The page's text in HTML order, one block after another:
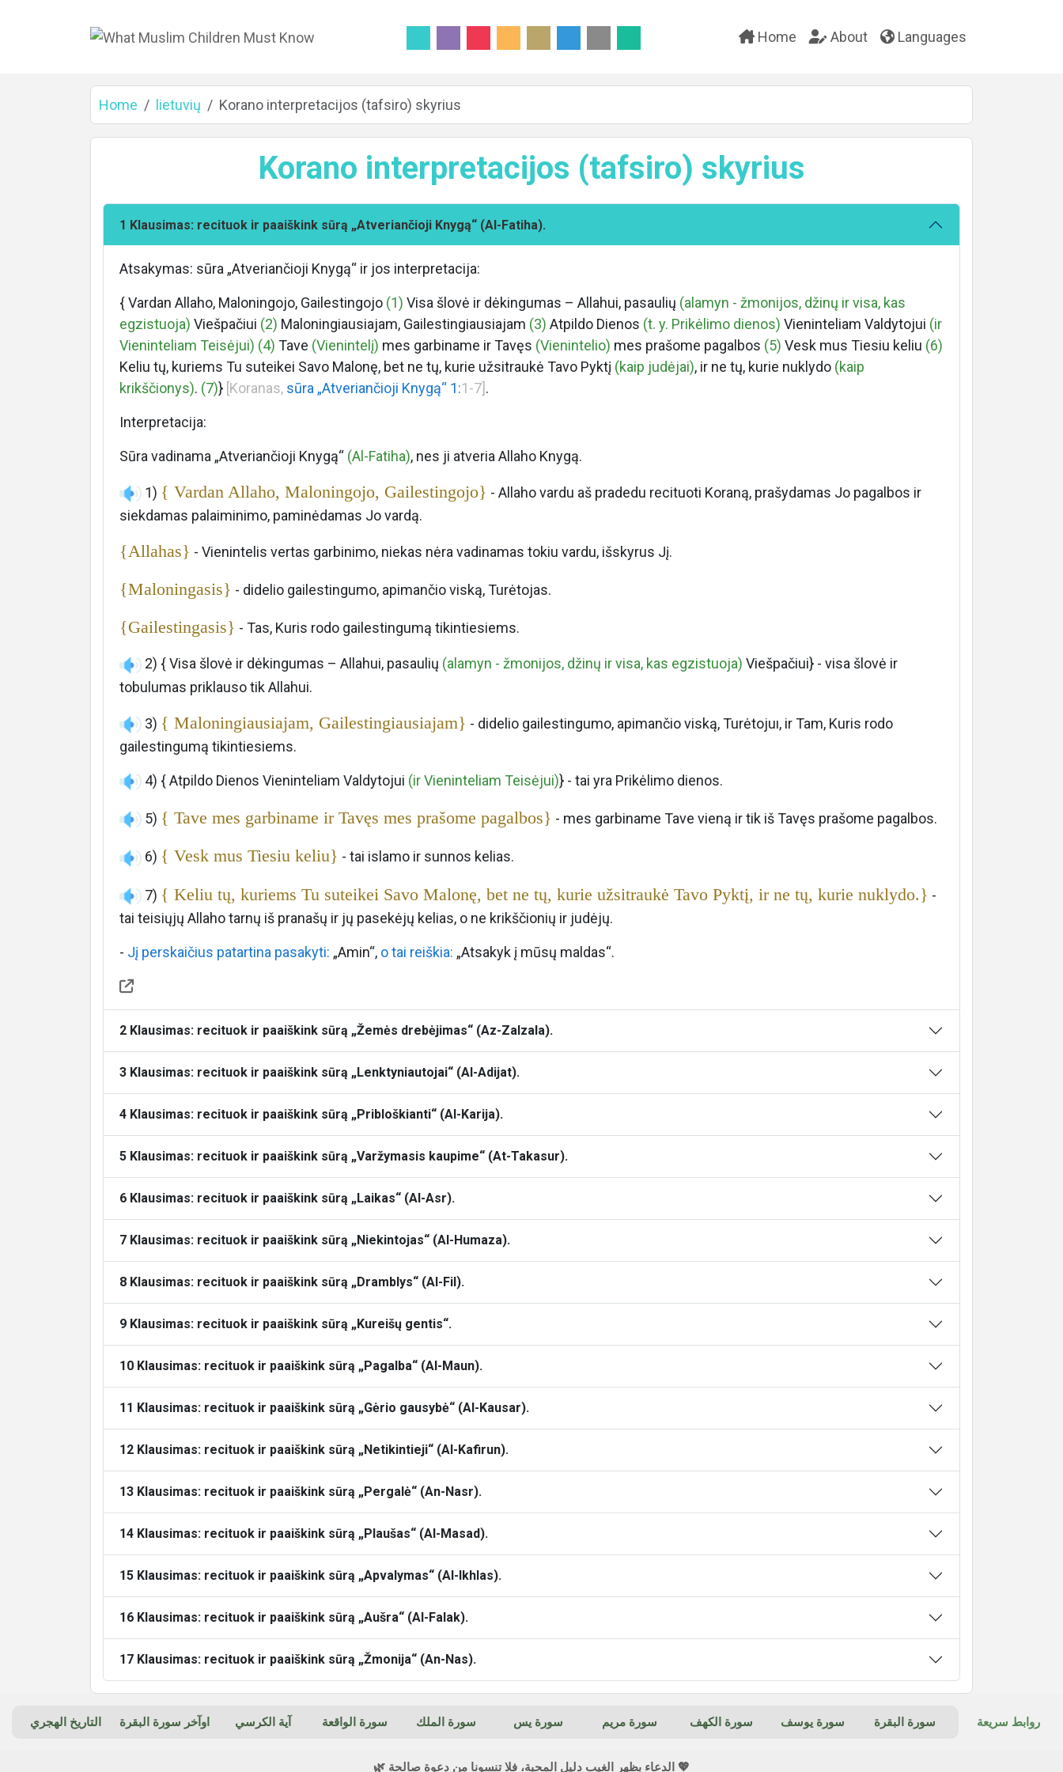
Home About Languages
Home lietuvių Korano interpretacijos (tafsiro) skyrius
Korano interpretacijos (tafsiro) skyrius
1 Klausimas: recituok ir paaiškink sūrą „Atveriančioji Knygą“ (Al-Fatiha).
Atsakymas: sūra „Atveriančioji Knygą“ ir jos interpretacija:
{ Vardan Allaho, Maloningojo, Gailestingojo (1) Visa šlovė ir dėkingumas – Allahui, pasaulių (alamyn - žmonijos, džinų ir visa, kas
egzistuoja) Viešpačiui (2) Maloningiausiajam, Gailestingiausiajam (3) Atpildo Dienos (t. y. Prikėlimo dienos) Vieninteliam Valdytojui (ir
Vieninteliam Teisėjui) (4) Tave (Vienintelį) mes garbiname ir Tavęs (Vienintelio) mes prašome pagalbos (5) Vesk mus Tiesiu keliu (6)
Keliu tų, kuriems Tu suteikei Savo Malonę, bet ne tų, kurie užsitraukė Tavo Pyktį (kaip judėjai), ir ne tų, kurie nuklydo (kaip
krikščionys). (7)} [Koranas, sūra „Atveriančioji Knygą“ 1:1-7] .
Interpretacija:
Sūra vadinama „Atveriančioji Knygą“ (Al-Fatiha), nes ji atveria Allaho Knygą.
1) { Vardan Allaho, Maloningojo, Gailestingojo} - Allaho vardu aš pradedu recituoti Koraną, prašydamas Jo pagalbos ir
siekdamas palaiminimo, paminėdamas Jo vardą.
{Allahas} - Vienintelis vertas garbinimo, niekas nėra vadinamas tokiu vardu, išskyrus Jį.
{Maloningasis} - didelio gailestingumo, apimančio viską, Turėtojas.
{Gailestingasis} - Tas, Kuris rodo gailestingumą tikintiesiems.
2) { Visa šlovė ir dėkingumas – Allahui, pasaulių (alamyn - žmonijos, džinų ir visa, kas egzistuoja) Viešpačiui} - visa šlovė ir
tobulumas priklauso tik Allahui.
3) { Maloningiausiajam, Gailestingiausiajam} - didelio gailestingumo, apimančio viską, Turėtojuı, ir Tam, Kuris rodo
gailestingumą tikintiesiems.
4) { Atpildo Dienos Vieninteliam Valdytojui (ir Vieninteliam Teisėjui)} - tai yra Prikėlimo dienos.
5) { Tave mes garbiname ir Tavęs mes prašome pagalbos} - mes garbiname Tave vieną ir tik iš Tavęs prašome pagalbos.
6) { Vesk mus Tiesiu keliu} - tai islamo ir sunnos kelias.
7) { Keliu tų, kuriems Tu suteikei Savo Malonę, bet ne tų, kurie užsitraukė Tavo Pyktį, ir ne tų, kurie nuklydo.} -
tai teisiųjų Allaho tarnų iš pranašų ir jų pasekėjų kelias, o ne krikščionių ir judėjų.
- Jį perskaičius patartina pasakyti: „Amin“, o tai reiškia: „Atsakyk į mūsų maldas“.
2 Klausimas: recituok ir paaiškink sūrą „Žemės drebėjimas“ (Az-Zalzala).
3 Klausimas: recituok ir paaiškink sūrą „Lenktyniautojai“ (Al-Adijat).
4 Klausimas: recituok ir paaiškink sūrą „Pribloškianti“ (Al-Karija).
5 Klausimas: recituok ir paaiškink sūrą „Varžymasis kaupime“ (At-Takasur).
6 Klausimas: recituok ir paaiškink sūrą „Laikas“ (Al-Asr).
7 Klausimas: recituok ir paaiškink sūrą „Niekintojas“ (Al-Humaza).
8 Klausimas: recituok ir paaiškink sūrą „Dramblys“ (Al-Fil).
9 Klausimas: recituok ir paaiškink sūrą „Kureišų gentis“.
10 Klausimas: recituok ir paaiškink sūrą „Pagalba“ (Al-Maun).
11 Klausimas: recituok ir paaiškink sūrą „Gėrio gausybė“ (Al-Kausar).
12 Klausimas: recituok ir paaiškink sūrą „Netikintieji“ (Al-Kafirun).
13 Klausimas: recituok ir paaiškink sūrą „Pergalė“ (An-Nasr).
14 Klausimas: recituok ir paaiškink sūrą „Plaušas“ (Al-Masad).
15 Klausimas: recituok ir paaiškink sūrą „Apvalymas“ (Al-Ikhlas).
16 Klausimas: recituok ir paaiškink sūrą „Aušra“ (Al-Falak).
17 Klausimas: recituok ir paaiškink sūrą „Žmonija“ (An-Nas).
روابط سريعة سورة البقرة سورة يوسف سورة الكهف سورة مريم سورة يس سورة الملك سورة الواقعة آية الكرسي اوآخر سورة البقرة التاريخ الهجري
💖 الدعاء بظهر الغيب دليل المحبة، فلا تنسونا من دعوة صالحة 🌿